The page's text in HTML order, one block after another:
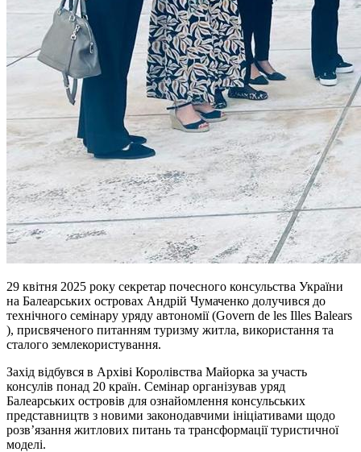
29 квітня 2025 року секретар почесного консульства України
на Балеарських островах Андрій Чумаченко долучився до
технічного семінару уряду автономії (Govern de les Illes Balears
), присвяченого питанням туризму житла, використання та
сталого землекористування.
Захід відбувся в Архіві Королівства Майорка за участь
консулів понад 20 країн. Семінар організував уряд
Балеарських островів для ознайомлення консульських
представництв з новими законодавчими ініціативами щодо
розв’язання житлових питань та трансформаціїтуристичної
моделі.